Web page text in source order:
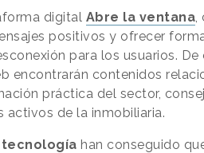
digital Abre la ventana,
positivos y ofrecer
para los usuarios. De
encontrarán contenidos
práctica del sector,
activos de la inmobiliaria.
tecnología han conseguido